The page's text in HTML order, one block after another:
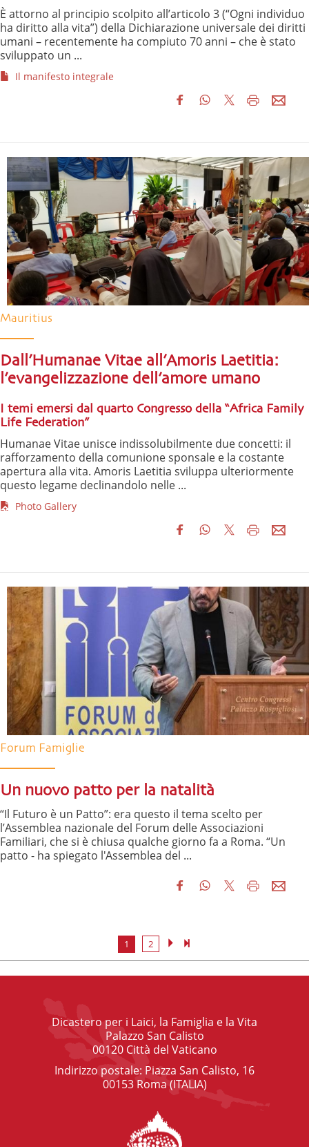
È attorno al principio scolpito all’articolo 3 (“Ogni individuo
ha diritto alla vita”) della Dichiarazione universale dei diritti
umani – recentemente ha compiuto 70 anni – che è stato
sviluppato un ...
Il manifesto integrale
Mauritius
Dall’Humanae Vitae all’Amoris Laetitia:
l’evangelizzazione dell’amore umano
I temi emersi dal quarto Congresso della “Africa Family
Life Federation”
Humanae Vitae unisce indissolubilmente due concetti: il
rafforzamento della comunione sponsale e la costante
apertura alla vita. Amoris Laetitia sviluppa ulteriormente
questo legame declinandolo nelle ...
Photo Gallery
Forum Famiglie
Un nuovo patto per la natalità
“Il Futuro è un Patto”: era questo il tema scelto per
l’Assemblea nazionale del Forum delle Associazioni
Familiari, che si è chiusa qualche giorno fa a Roma. “Un
patto - ha spiegato l'Assemblea del ...
1 2
Dicastero per i Laici, la Famiglia e la Vita
Palazzo San Calisto
00120 Città del Vaticano
Indirizzo postale: Piazza San Calisto, 16
00153 Roma (ITALIA)